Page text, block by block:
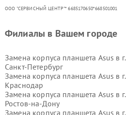
ООО "СЕРВИСНЫЙ ЦЕНТР"* 6685170650*668501001
Филиалы в Вашем городе
Замена корпуса планшета Asus в г.
Санкт-Петербург
Замена корпуса планшета Asus в г.
Краснодар
Замена корпуса планшета Asus в г.
Ростов-на-Дону
Замена корпуса планшета Asus в г.